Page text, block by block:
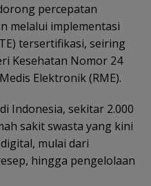
percepatan
melalui implementasi
tersertifikasi, seiring
Kesehatan Nomor 24
Elektronik (RME).
Indonesia, sekitar 2.000
sakit swasta yang kini
mulai dari
hingga pengelolaan